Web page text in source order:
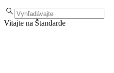
Vitajte na Štandarde